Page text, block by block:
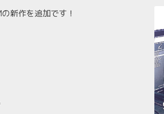
新作を追加です！